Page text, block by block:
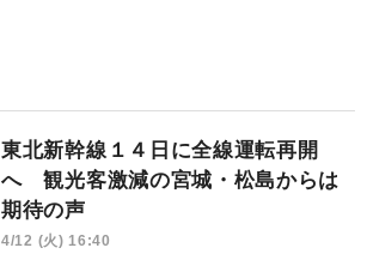
東北新幹線１４日に全線運転再開
へ 観光客激減の宮城・松島からは
期待の声
4/12 (火) 16:40